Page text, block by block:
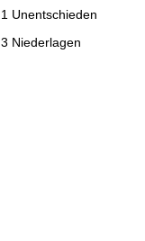
1 Unentschieden
3 Niederlagen